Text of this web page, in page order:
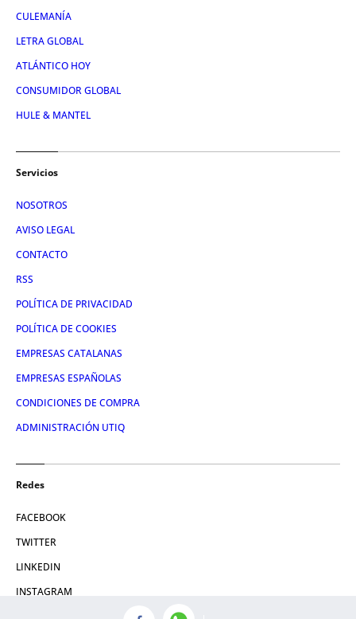
CULEMANÍA
LETRA GLOBAL
ATLÁNTICO HOY
CONSUMIDOR GLOBAL
HULE & MANTEL
Servicios
NOSOTROS
AVISO LEGAL
CONTACTO
RSS
POLÍTICA DE PRIVACIDAD
POLÍTICA DE COOKIES
EMPRESAS CATALANAS
EMPRESAS ESPAÑOLAS
CONDICIONES DE COMPRA
ADMINISTRACIÓN UTIQ
Redes
FACEBOOK
TWITTER
LINKEDIN
INSTAGRAM